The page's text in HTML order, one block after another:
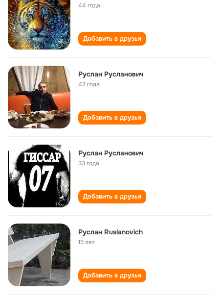
44 года
Добавить в друзья
Руслан Русланович
43 года
Добавить в друзья
Руслан Русланович
33 года
Добавить в друзья
Руслан Ruslanovich
15 лет
Добавить в друзья